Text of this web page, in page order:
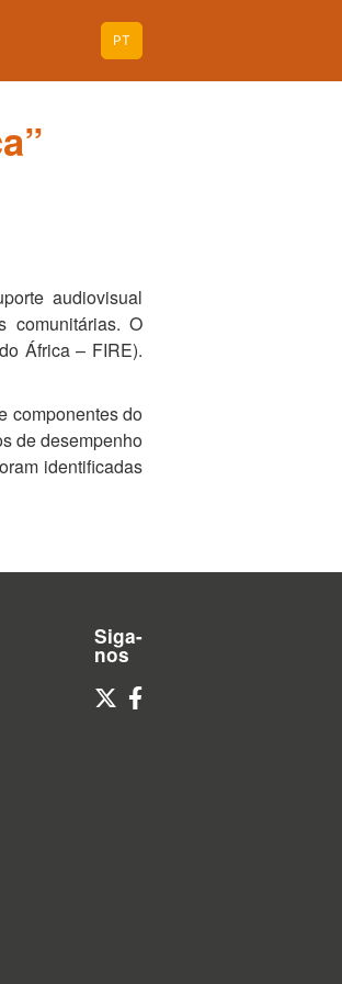
PT
audiovisual
comunitárias. O
África – FIRE).
componentes do
de desempenho
identificadas
Siga-
nos